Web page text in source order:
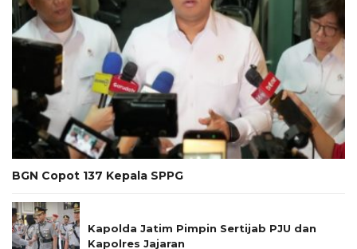
BGN Copot 137 Kepala SPPG
Kapolda Jatim Pimpin Sertijab PJU dan
Kapolres Jajaran